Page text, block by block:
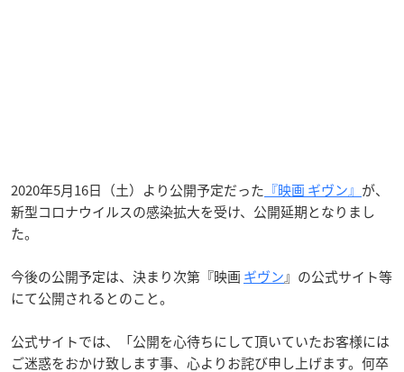
2020年5月16日（土）より公開予定だった 『映画 ギヴン』 が、
新型コロナウイルスの感染拡大を受け、公開延期となりまし
た。
今後の公開予定は、決まり次第『映画 ギヴン』の公式サイト等
にて公開されるとのこと。
公式サイトでは、「公開を心待ちにして頂いていたお客様には
ご迷惑をおかけ致します事、心よりお詫び申し上げます。何卒